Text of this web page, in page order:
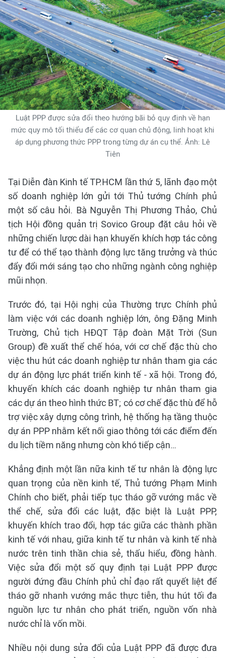
Luật PPP được sửa đổi theo hướng bãi bỏ quy định về hạn
mức quy mô tối thiểu để các cơ quan chủ động, linh hoạt khi
áp dụng phương thức PPP trong từng dự án cụ thể. Ảnh: Lê
Tiên
Tại Diễn đàn Kinh tế TP.HCM lần thứ 5, lãnh đạo một
số doanh nghiệp lớn gửi tới Thủ tướng Chính phủ
một số câu hỏi. Bà Nguyễn Thị Phương Thảo, Chủ
tịch Hội đồng quản trị Sovico Group đặt câu hỏi về
những chiến lược dài hạn khuyến khích hợp tác công
tư để có thể tạo thành động lực tăng trưởng và thúc
đẩy đổi mới sáng tạo cho những ngành công nghiệp
mũi nhọn.
Trước đó, tại Hội nghị của Thường trực Chính phủ
làm việc với các doanh nghiệp lớn, ông Đặng Minh
Trường, Chủ tịch HĐQT Tập đoàn Mặt Trời (Sun
Group) đề xuất thể chế hóa, với cơ chế đặc thù cho
việc thu hút các doanh nghiệp tư nhân tham gia các
dự án động lực phát triển kinh tế - xã hội. Trong đó,
khuyến khích các doanh nghiệp tư nhân tham gia
các dự án theo hình thức BT; có cơ chế đặc thù để hỗ
trợ việc xây dựng công trình, hệ thống hạ tầng thuộc
dự án PPP nhằm kết nối giao thông tới các điểm đến
du lịch tiềm năng nhưng còn khó tiếp cận…
Khẳng định một lần nữa kinh tế tư nhân là động lực
quan trọng của nền kinh tế, Thủ tướng Phạm Minh
Chính cho biết, phải tiếp tục tháo gỡ vướng mắc về
thể chế, sửa đổi các luật, đặc biệt là Luật PPP,
khuyến khích trao đổi, hợp tác giữa các thành phần
kinh tế với nhau, giữa kinh tế tư nhân và kinh tế nhà
nước trên tinh thần chia sẻ, thấu hiểu, đồng hành.
Việc sửa đổi một số quy định tại Luật PPP được
người đứng đầu Chính phủ chỉ đạo rất quyết liệt để
tháo gỡ nhanh vướng mắc thực tiễn, thu hút tối đa
nguồn lực tư nhân cho phát triển, nguồn vốn nhà
nước chỉ là vốn mồi.
Nhiều nội dung sửa đổi của Luật PPP đã được đưa